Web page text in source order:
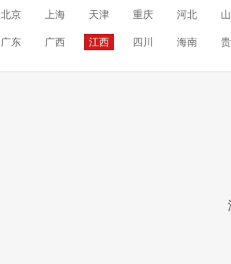
北京 上海 天津 重庆 河北
广东 广西 江西 四川 海南